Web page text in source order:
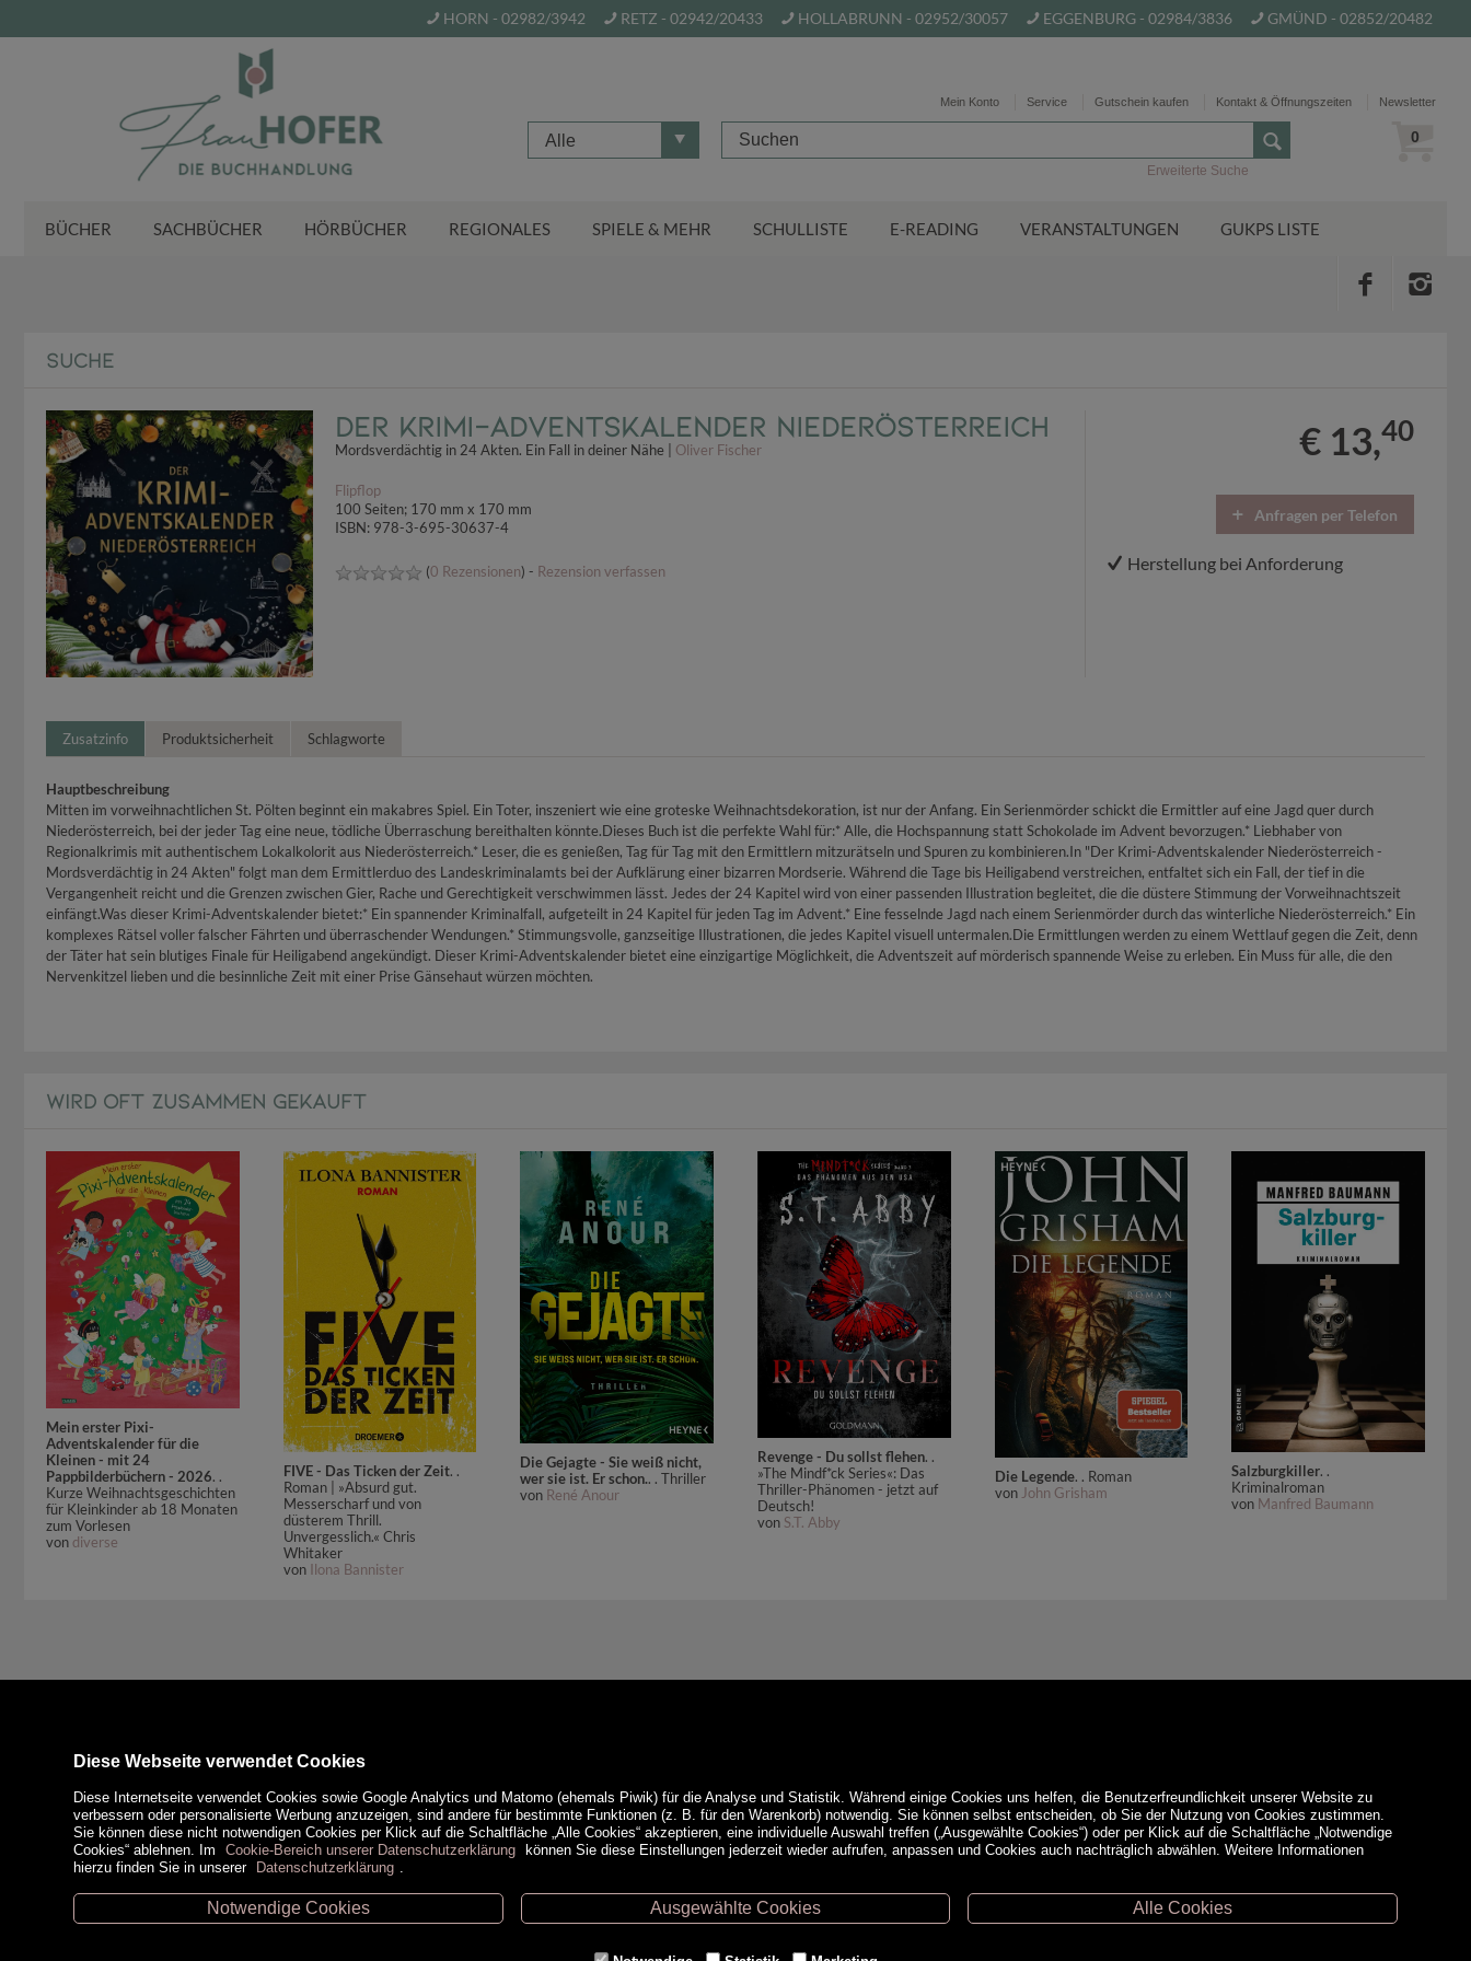
HORN - 02982/3942 RETZ - 02942/20433 HOLLABRUNN - 02952/30057 EGGENBURG - 02984/3836 GMÜND - 02852/20482
Mein Konto Service Gutschein kaufen Kontakt & Öffnungszeiten Newsletter
Alle 0
Erweiterte Suche
BÜCHER SACHBÜCHER HÖRBÜCHER REGIONALES SPIELE & MEHR SCHULLISTE E-READING VERANSTALTUNGEN GUKPS LISTE
SUCHE
Der Krimi-Adventskalender Niederösterreich
Mordsverdächtig in 24 Akten. Ein Fall in deiner Nähe | Oliver Fischer
Flipflop
100 Seiten; 170 mm x 170 mm
ISBN: 978-3-695-30637-4
(0 Rezensionen) - Rezension verfassen
€ 13,40
Anfragen per Telefon
Herstellung bei Anforderung
Zusatzinfo Produktsicherheit Schlagworte
Hauptbeschreibung
Mitten im vorweihnachtlichen St. Pölten beginnt ein makabres Spiel. Ein Toter, inszeniert wie eine groteske Weihnachtsdekoration, ist nur der Anfang. Ein Serienmörder schickt die Ermittler auf eine Jagd quer durch
Niederösterreich, bei der jeder Tag eine neue, tödliche Überraschung bereithalten könnte.Dieses Buch ist die perfekte Wahl für:* Alle, die Hochspannung statt Schokolade im Advent bevorzugen.* Liebhaber von
Regionalkrimis mit authentischem Lokalkolorit aus Niederösterreich.* Leser, die es genießen, Tag für Tag mit den Ermittlern mitzurätseln und Spuren zu kombinieren.In "Der Krimi-Adventskalender Niederösterreich -
Mordsverdächtig in 24 Akten" folgt man dem Ermittlerduo des Landeskriminalamts bei der Aufklärung einer bizarren Mordserie. Während die Tage bis Heiligabend verstreichen, entfaltet sich ein Fall, der tief in die
Vergangenheit reicht und die Grenzen zwischen Gier, Rache und Gerechtigkeit verschwimmen lässt. Jedes der 24 Kapitel wird von einer passenden Illustration begleitet, die die düstere Stimmung der Vorweihnachtszeit
einfängt.Was dieser Krimi-Adventskalender bietet:* Ein spannender Kriminalfall, aufgeteilt in 24 Kapitel für jeden Tag im Advent.* Eine fesselnde Jagd nach einem Serienmörder durch das winterliche Niederösterreich.* Ein
komplexes Rätsel voller falscher Fährten und überraschender Wendungen.* Stimmungsvolle, ganzseitige Illustrationen, die jedes Kapitel visuell untermalen.Die Ermittlungen werden zu einem Wettlauf gegen die Zeit, denn
der Täter hat sein blutiges Finale für Heiligabend angekündigt. Dieser Krimi-Adventskalender bietet eine einzigartige Möglichkeit, die Adventszeit auf mörderisch spannende Weise zu erleben. Ein Muss für alle, die den
Nervenkitzel lieben und die besinnliche Zeit mit einer Prise Gänsehaut würzen möchten.
WIRD OFT ZUSAMMEN GEKAUFT
Mein erster Pixi-
Adventskalender für die
Kleinen - mit 24
Pappbilderbüchern - 2026. .
Kurze Weihnachtsgeschichten
für Kleinkinder ab 18 Monaten
zum Vorlesen
von diverse
FIVE - Das Ticken der Zeit. .
Roman | »Absurd gut.
Messerscharf und von
düsterem Thrill.
Unvergesslich.« Chris
Whitaker
von Ilona Bannister
Die Gejagte - Sie weiß nicht,
wer sie ist. Er schon.. . Thriller
von René Anour
Revenge - Du sollst flehen. .
»The Mindf*ck Series«: Das
Thriller-Phänomen - jetzt auf
Deutsch!
von S.T. Abby
Die Legende. . Roman
von John Grisham
Salzburgkiller. .
Kriminalroman
von Manfred Baumann
Unsere Öffnungszeiten Zahlungsmethoden Service
Diese Webseite verwendet Cookies
Diese Internetseite verwendet Cookies sowie Google Analytics und Matomo (ehemals Piwik) für die Analyse und Statistik. Während einige Cookies uns helfen, die Benutzerfreundlichkeit unserer Website zu
verbessern oder personalisierte Werbung anzuzeigen, sind andere für bestimmte Funktionen (z. B. für den Warenkorb) notwendig. Sie können selbst entscheiden, ob Sie der Nutzung von Cookies zustimmen.
Sie können diese nicht notwendigen Cookies per Klick auf die Schaltfläche „Alle Cookies“ akzeptieren, eine individuelle Auswahl treffen („Ausgewählte Cookies“) oder per Klick auf die Schaltfläche „Notwendige
Cookies“ ablehnen. Im
Cookie-Bereich unserer Datenschutzerklärung
können Sie diese Einstellungen jederzeit wieder aufrufen, anpassen und Cookies auch nachträglich abwählen. Weitere Informationen
hierzu finden Sie in unserer
Datenschutzerklärung
Notwendige Cookies Ausgewählte Cookies Alle Cookies